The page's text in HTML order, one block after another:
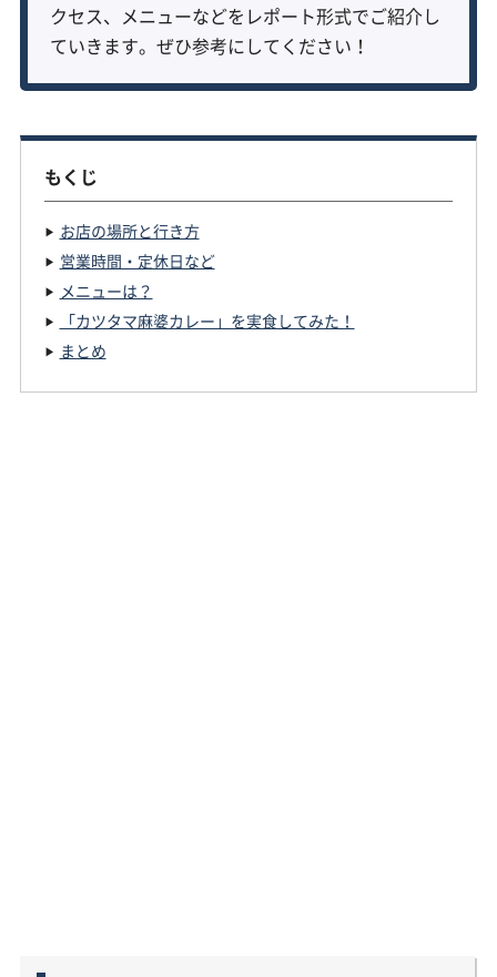
クセス、メニューなどをレポート形式でご紹介し
ていきます。ぜひ参考にしてください！
もくじ
お店の場所と行き方
営業時間・定休日など
メニューは？
「カツタマ麻婆カレー」を実食してみた！
まとめ